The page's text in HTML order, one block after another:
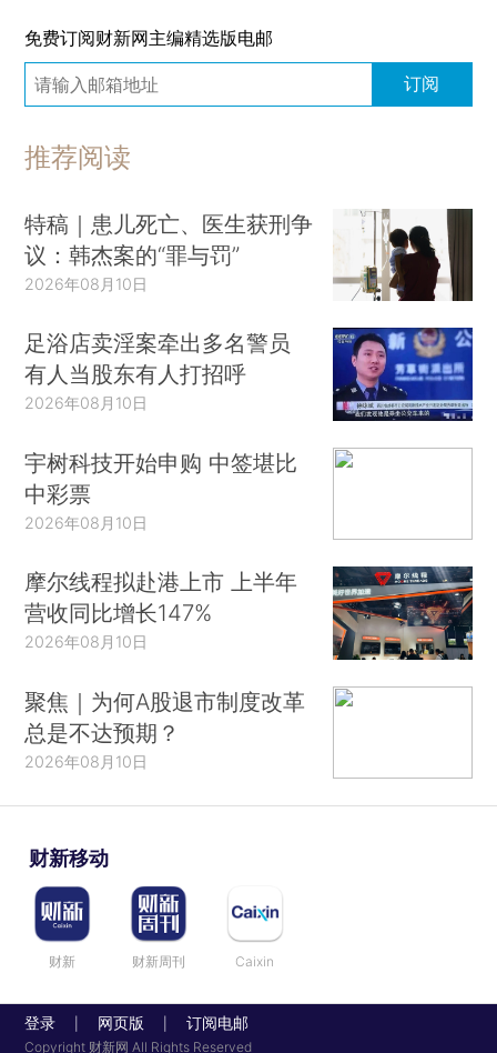
免费订阅财新网主编精选版电邮
订阅
推荐阅读
特稿｜患儿死亡、医生获刑争
议：韩杰案的“罪与罚”
2026年08月10日
足浴店卖淫案牵出多名警员
有人当股东有人打招呼
2026年08月10日
宇树科技开始申购 中签堪比
中彩票
2026年08月10日
摩尔线程拟赴港上市 上半年
营收同比增长147%
2026年08月10日
聚焦｜为何A股退市制度改革
总是不达预期？
2026年08月10日
财新移动
财新 财新周刊 Caixin
登录 网页版 订阅电邮
Copyright 财新网 All Rights Reserved